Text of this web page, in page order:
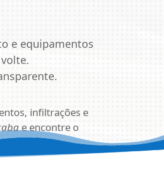
e equipamentos
infiltrações e
e encontre o